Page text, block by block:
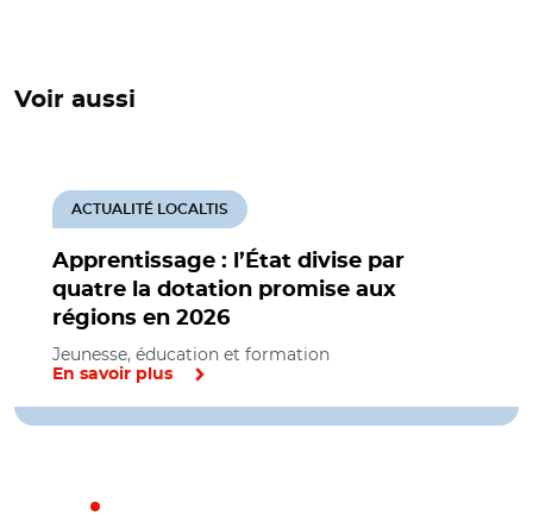
Voir aussi
Apprentissage : l’État divise par
quatre la dotation promise aux
régions en 2026
ACTUALITÉ LOCALTIS
Jeunesse, éducation et formation
En savoir plus